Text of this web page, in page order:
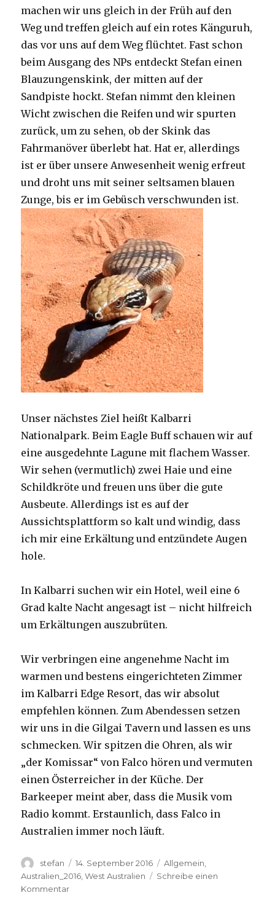
machen wir uns gleich in der Früh auf den
Weg und treffen gleich auf ein rotes Känguruh,
das vor uns auf dem Weg flüchtet. Fast schon
beim Ausgang des NPs entdeckt Stefan einen
Blauzungenskink, der mitten auf der
Sandpiste hockt. Stefan nimmt den kleinen
Wicht zwischen die Reifen und wir spurten
zurück, um zu sehen, ob der Skink das
Fahrmanöver überlebt hat. Hat er, allerdings
ist er über unsere Anwesenheit wenig erfreut
und droht uns mit seiner seltsamen blauen
Zunge, bis er im Gebüsch verschwunden ist.
Unser nächstes Ziel heißt Kalbarri
Nationalpark. Beim Eagle Buff schauen wir auf
eine ausgedehnte Lagune mit flachem Wasser.
Wir sehen (vermutlich) zwei Haie und eine
Schildkröte und freuen uns über die gute
Ausbeute. Allerdings ist es auf der
Aussichtsplattform so kalt und windig, dass
ich mir eine Erkältung und entzündete Augen
hole.
In Kalbarri suchen wir ein Hotel, weil eine 6
Grad kalte Nacht angesagt ist – nicht hilfreich
um Erkältungen auszubrüten.
Wir verbringen eine angenehme Nacht im
warmen und bestens eingerichteten Zimmer
im Kalbarri Edge Resort, das wir absolut
empfehlen können. Zum Abendessen setzen
wir uns in die Gilgai Tavern und lassen es uns
schmecken. Wir spitzen die Ohren, als wir
„der Komissar“ von Falco hören und vermuten
einen Österreicher in der Küche. Der
Barkeeper meint aber, dass die Musik vom
Radio kommt. Erstaunlich, dass Falco in
Australien immer noch läuft.
Autor
stefan
Veröffentlicht
am
14. September 2016 Kategorien
Allgemein
Australien_2016 ,West Australien
Schreibe einen
Kommentarzu